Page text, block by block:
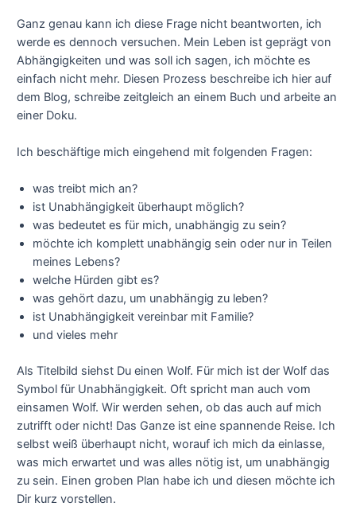
Ganz genau kann ich diese Frage nicht beantworten, ich
werde es dennoch versuchen. Mein Leben ist geprägt von
Abhängigkeiten und was soll ich sagen, ich möchte es
einfach nicht mehr. Diesen Prozess beschreibe ich hier auf
dem Blog, schreibe zeitgleich an einem Buch und arbeite an
einer Doku.
Ich beschäftige mich eingehend mit folgenden Fragen:
was treibt mich an?
ist Unabhängigkeit überhaupt möglich?
was bedeutet es für mich, unabhängig zu sein?
möchte ich komplett unabhängig sein oder nur in Teilen
meines Lebens?
welche Hürden gibt es?
was gehört dazu, um unabhängig zu leben?
ist Unabhängigkeit vereinbar mit Familie?
und vieles mehr
Als Titelbild siehst Du einen Wolf. Für mich ist der Wolf das
Symbol für Unabhängigkeit. Oft spricht man auch vom
einsamen Wolf. Wir werden sehen, ob das auch auf mich
zutrifft oder nicht! Das Ganze ist eine spannende Reise. Ich
selbst weiß überhaupt nicht, worauf ich mich da einlasse,
was mich erwartet und was alles nötig ist, um unabhängig
zu sein. Einen groben Plan habe ich und diesen möchte ich
Dir kurz vorstellen.